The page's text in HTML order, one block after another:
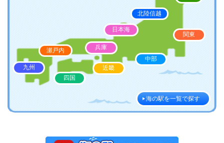
北陸信越
日本海
兵庫
瀬戸内
九州
四国
近畿
関東
中部
海の駅を一覧で探す